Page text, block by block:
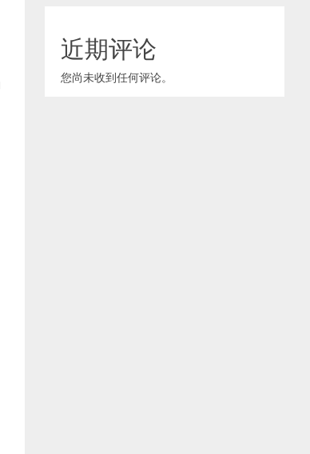
近期评论
您尚未收到任何评论。